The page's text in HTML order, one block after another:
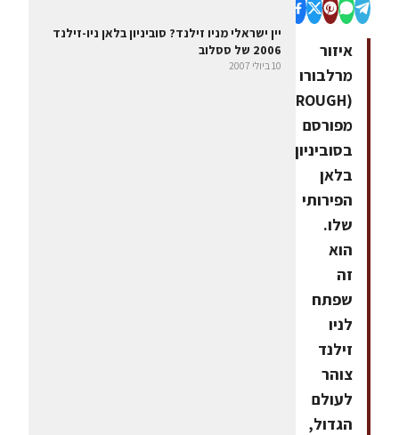
איזור
מרלבורו
מפורסם
בסוביניון
בלאן
הפירותי
שלו.
הוא
זה
שפתח
לניו
זילנד
צוהר
לעולם
הגדול,
יין ישראלי מניו זילנד? סוביניון בלאן ניו-זילנד
2006 של ססלוב
10 ביולי 2007